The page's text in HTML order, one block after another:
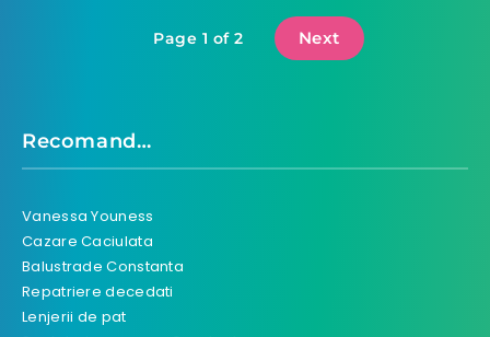
Page 1 of 2 Next
Recomand…
Vanessa Youness
Cazare Caciulata
Balustrade Constanta
Repatriere decedati
Lenjerii de pat